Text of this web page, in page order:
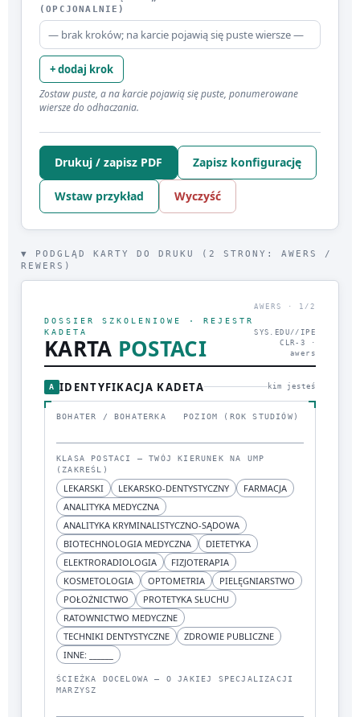
(OPCJONALNIE)
— brak kroków; na karcie pojawią się puste wiersze —
+ dodaj krok
Zostaw puste, a na karcie pojawią się puste, ponumerowane
wiersze do odhaczania.
Drukuj / zapisz PDF Zapisz konfigurację
Wstaw przykład Wyczyść
▼ PODGLĄD KARTY DO DRUKU (2 STRONY: AWERS /
REWERS)
AWERS · 1/2
DOSSIER SZKOLENIOWE · REJESTR
KADETA
KARTA POSTACI
SYS.EDU//IPE
CLR-3 ·
awers
A IDENTYFIKACJA KADETA kim jesteś
BOHATER / BOHATERKA POZIOM (ROK STUDIÓW)
KLASA POSTACI — TWÓJ KIERUNEK NA UMP
(ZAKREŚL)
LEKARSKI LEKARSKO-DENTYSTYCZNY
FARMACJA
ANALITYKA MEDYCZNA
ANALITYKA KRYMINALISTYCZNO-SĄDOWA
BIOTECHNOLOGIA MEDYCZNA
DIETETYKA
ELEKTRORADIOLOGIA
FIZJOTERAPIA
KOSMETOLOGIA
OPTOMETRIA
PIELĘGNIARSTWO
POŁOŻNICTWO
PROTETYKA SŁUCHU
RATOWNICTWO MEDYCZNE
TECHNIKI DENTYSTYCZNE
ZDROWIE PUBLICZNE
INNE: ______
ŚCIEŻKA DOCELOWA — O JAKIEJ SPECJALIZACJI
MARZYSZ